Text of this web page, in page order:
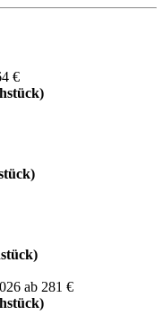
€
ab 281 €